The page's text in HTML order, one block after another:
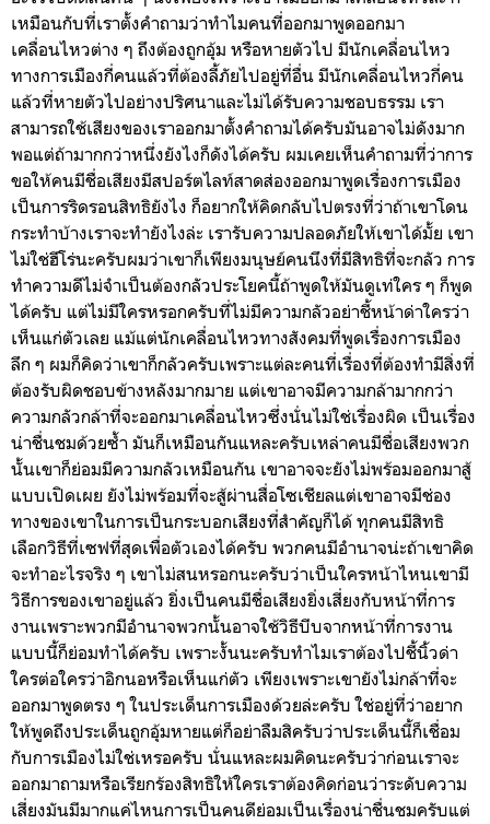
เหมือนกับที่เราตั้งคำถามว่าทำไมคนที่ออกมาพูดออกมา
เคลื่อนไหวต่าง ๆ ถึงต้องถูกอุ้ม หรือหายตัวไป มีนักเคลื่อนไหว
ทางการเมืองกี่คนแล้วที่ต้องลี้ภัยไปอยู่ที่อื่น มีนักเคลื่อนไหวกี่คน
แล้วที่หายตัวไปอย่างปริศนาและไม่ได้รับความชอบธรรม เรา
สามารถใช้เสียงของเราออกมาตั้งคำถามได้ครับมันอาจไม่ดังมาก
พอแต่ถ้ามากกว่าหนึ่งยังไงก็ดังได้ครับ ผมเคยเห็นคำถามที่ว่าการ
ขอให้คนมีชื่อเสียงมีสปอร์ตไลท์สาดส่องออกมาพูดเรื่องการเมือง
เป็นการริดรอนสิทธิยังไง ก็อยากให้คิดกลับไปตรงที่ว่าถ้าเขาโดน
กระทำบ้างเราจะทำยังไงล่ะ เรารับความปลอดภัยให้เขาได้มั้ย เขา
ไม่ใช่ฮีโร่นะครับผมว่าเขาก็เพียงมนุษย์คนนึงที่มีสิทธิที่จะกลัว การ
ทำความดีไม่จำเป็นต้องกลัวประโยคนี้ถ้าพูดให้มันดูเท่ใคร ๆ ก็พูด
ได้ครับ แต่ไม่มีใครหรอกครับที่ไม่มีความกลัวอย่าชี้หน้าด่าใครว่า
เห็นแก่ตัวเลย แม้แต่นักเคลื่อนไหวทางสังคมที่พูดเรื่องการเมือง
ลึก ๆ ผมก็คิดว่าเขาก็กลัวครับเพราะแต่ละคนที่เรื่องที่ต้องทำมีสิ่งที่
ต้องรับผิดชอบข้างหลังมากมาย แต่เขาอาจมีความกล้ามากกว่า
ความกลัวกล้าที่จะออกมาเคลื่อนไหวซึ่งนั่นไม่ใช่เรื่องผิด เป็นเรื่อง
น่าชื่นชมด้วยซ้ำ มันก็เหมือนกันแหละครับเหล่าคนมีชื่อเสียงพวก
นั้นเขาก็ย่อมมีความกลัวเหมือนกัน เขาอาจจะยังไม่พร้อมออกมาสู้
แบบเปิดเผย ยังไม่พร้อมที่จะสู้ผ่านสื่อโซเชียลแต่เขาอาจมีช่อง
ทางของเขาในการเป็นกระบอกเสียงที่สำคัญก็ได้ ทุกคนมีสิทธิ
เลือกวิธีที่เซฟที่สุดเพื่อตัวเองได้ครับ พวกคนมีอำนาจน่ะถ้าเขาคิด
จะทำอะไรจริง ๆ เขาไม่สนหรอกนะครับว่าเป็นใครหน้าไหนเขามี
วิธีการของเขาอยู่แล้ว ยิ่งเป็นคนมีชื่อเสียงยิ่งเสี่ยงกับหน้าที่การ
งานเพราะพวกมีอำนาจพวกนั้นอาจใช้วิธีบีบจากหน้าที่การงาน
แบบนี้ก็ย่อมทำได้ครับ เพราะงั้นนะครับทำไมเราต้องไปชี้นิ้วด่า
ใครต่อใครว่าอิกนอหรือเห็นแก่ตัว เพียงเพราะเขายังไม่กล้าที่จะ
ออกมาพูดตรง ๆ ในประเด็นการเมืองด้วยล่ะครับ ใช่อยู่ที่ว่าอยาก
ให้พูดถึงประเด็นถูกอุ้มหายแต่ก็อย่าลืมสิครับว่าประเด็นนี้ก็เชื่อม
กับการเมืองไม่ใช่เหรอครับ นั่นแหละผมคิดนะครับว่าก่อนเราจะ
ออกมาถามหรือเรียกร้องสิทธิให้ใครเราต้องคิดก่อนว่าระดับความ
เสี่ยงมันมีมากแค่ไหนการเป็นคนดีย่อมเป็นเรื่องน่าชื่นชมครับแต่